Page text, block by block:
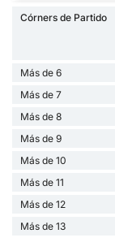
Córners de Partido
Más de 6
Más de 7
Más de 8
Más de 9
Más de 10
Más de 11
Más de 12
Más de 13